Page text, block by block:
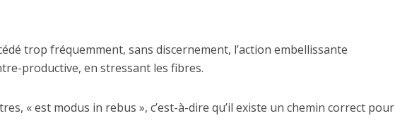
trop fréquemment, sans discernement, l’action embellissante
productive, en stressant les fibres.
« est modus in rebus », c’est-à-dire qu’il existe un chemin correct pour